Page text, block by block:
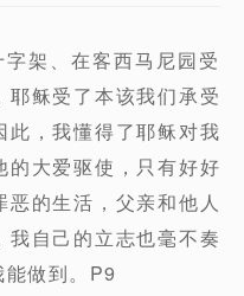
架、在客西马尼园受
稣受了本该我们承受
此，我懂得了耶稣对我
的大爱驱使，只有好好
的生活，父亲和他人
自己的立志也毫不奏
做到。P9